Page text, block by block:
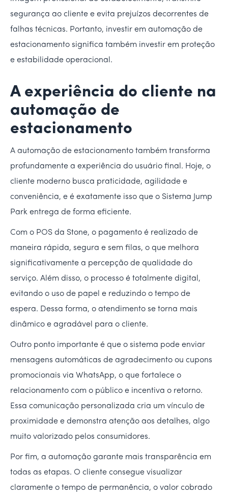
segurança ao cliente e evita prejuízos decorrentes de
falhas técnicas. Portanto, investir em automação de
estacionamento significa também investir em proteção
e estabilidade operacional.
A experiência do cliente na
automação de
estacionamento
A automação de estacionamento também transforma
profundamente a experiência do usuário final. Hoje, o
cliente moderno busca praticidade, agilidade e
conveniência, e é exatamente isso que o Sistema Jump
Park entrega de forma eficiente.
Com o POS da Stone, o pagamento é realizado de
maneira rápida, segura e sem filas, o que melhora
significativamente a percepção de qualidade do
serviço. Além disso, o processo é totalmente digital,
evitando o uso de papel e reduzindo o tempo de
espera. Dessa forma, o atendimento se torna mais
dinâmico e agradável para o cliente.
Outro ponto importante é que o sistema pode enviar
mensagens automáticas de agradecimento ou cupons
promocionais via WhatsApp, o que fortalece o
relacionamento com o público e incentiva o retorno.
Essa comunicação personalizada cria um vínculo de
proximidade e demonstra atenção aos detalhes, algo
muito valorizado pelos consumidores.
Por fim, a automação garante mais transparência em
todas as etapas. O cliente consegue visualizar
claramente o tempo de permanência, o valor cobrado